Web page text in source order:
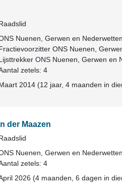
Nuenen, Gerwen en Nederwetten
ONS Nuenen,
ONS Nuenen, Gerwen en
zetels: 4
2014 (12 jaar, 4 maanden in
der Maazen
Nuenen, Gerwen en Nederwetten
zetels: 4
2026 (4 maanden, 6 dagen in